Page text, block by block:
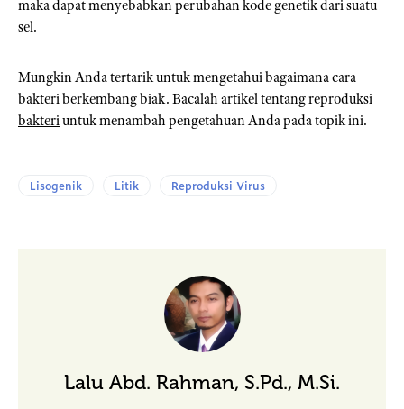
maka dapat menyebabkan perubahan kode genetik dari suatu
sel.
Mungkin Anda tertarik untuk mengetahui bagaimana cara
bakteri berkembang biak. Bacalah artikel tentangreproduksi
bakteriuntuk menambah pengetahuan Anda pada topik ini.
Lisogenik Litik Reproduksi Virus
Lalu Abd. Rahman, S.Pd., M.Si.